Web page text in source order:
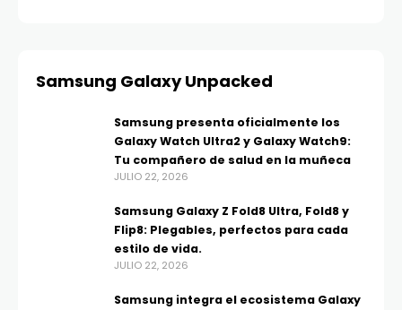
Samsung Galaxy Unpacked
Samsung presenta oficialmente los
Galaxy Watch Ultra2 y Galaxy Watch9:
Tu compañero de salud en la muñeca
JULIO 22, 2026
Samsung Galaxy Z Fold8 Ultra, Fold8 y
Flip8: Plegables, perfectos para cada
estilo de vida.
JULIO 22, 2026
Samsung integra el ecosistema Galaxy